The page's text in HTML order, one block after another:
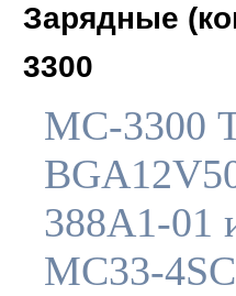
Зарядные
3300
MC-3300
388A1-01
MC33-